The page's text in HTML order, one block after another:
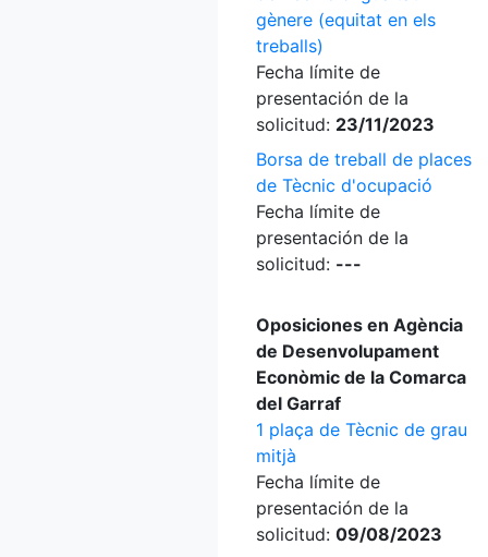
gènere (equitat en els
treballs)
Fecha límite de
presentación de la
solicitud: 23/11/2023
Borsa de treball de places
de Tècnic d'ocupació
Fecha límite de
presentación de la
solicitud: ---
Oposiciones en Agència
de Desenvolupament
Econòmic de la Comarca
del Garraf
1 plaça de Tècnic de grau
mitjà
Fecha límite de
presentación de la
solicitud: 09/08/2023